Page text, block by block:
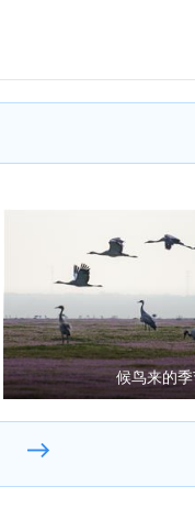
候鸟来的